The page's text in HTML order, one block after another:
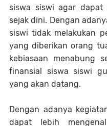
siswa siswi agar dapat
sejak dini. Dengan
siswi tidak melakukan
yang diberikan orang
kebiasaan menabung
finansial siswa siswi
yang akan datang.
Dengan adanya
dapat lebih